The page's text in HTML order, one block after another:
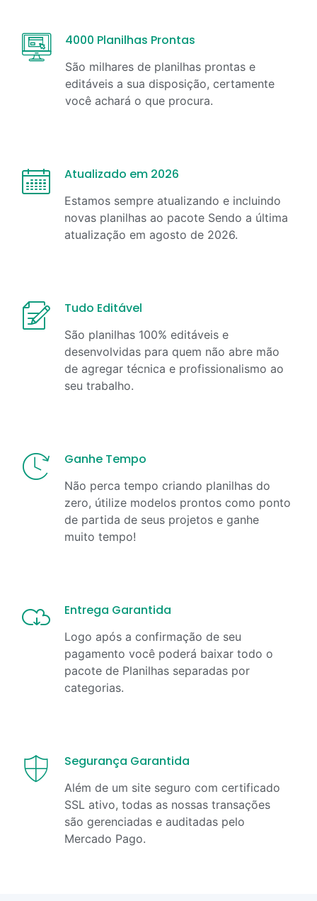
4000 Planilhas Prontas
São milhares de planilhas prontas e
editáveis a sua disposição, certamente
você achará o que procura.
Atualizado em 2026
Estamos sempre atualizando e incluindo
novas planilhas ao pacote Sendo a última
atualização em agosto de 2026.
Tudo Editável
São planilhas 100% editáveis e
desenvolvidas para quem não abre mão
de agregar técnica e profissionalismo ao
seu trabalho.
Ganhe Tempo
Não perca tempo criando planilhas do
zero, útilize modelos prontos como ponto
de partida de seus projetos e ganhe
muito tempo!
Entrega Garantida
Logo após a confirmação de seu
pagamento você poderá baixar todo o
pacote de Planilhas separadas por
categorias.
Segurança Garantida
Além de um site seguro com certificado
SSL ativo, todas as nossas transações
são gerenciadas e auditadas pelo
Mercado Pago.